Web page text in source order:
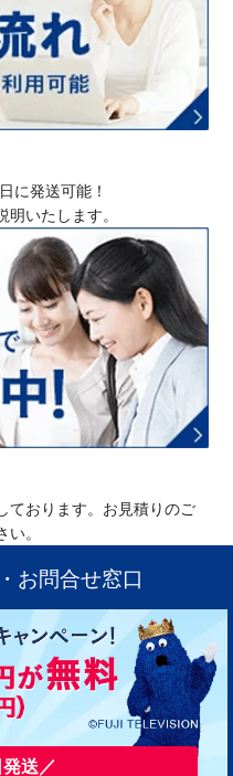
に発送可能！
明いたします。
ております。お見積りのご
。
お問合せ窓口